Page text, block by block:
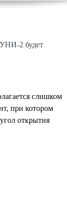
УНИ-2 будет
слишком
при котором
открытия